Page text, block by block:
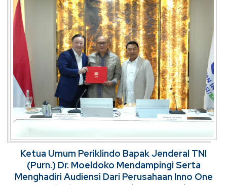
Ketua Umum Periklindo Bapak Jenderal TNI
(Purn.) Dr. Moeldoko Mendampingi Serta
Menghadiri Audiensi Dari Perusahaan Inno One